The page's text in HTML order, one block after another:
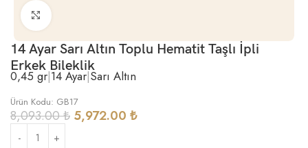
Büyütmek için tıklayın
14 Ayar Sarı Altın Toplu Hematit Taşlı İpli
Erkek Bileklik
0,45 gr|14 Ayar|Sarı Altın
Ürün Kodu: GB17
8,093.00₺ 5,972.00 ₺